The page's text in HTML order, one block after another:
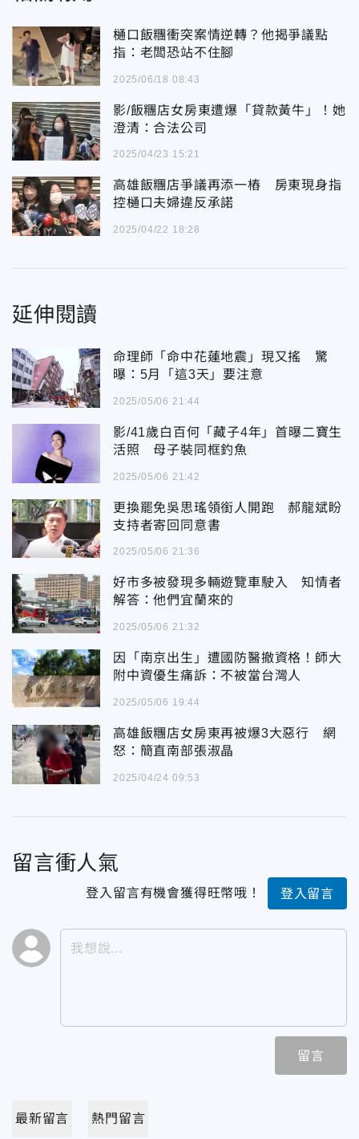
樋口飯糰衝突案情逆轉？他揭爭議點
指：老闆恐站不住腳
2025/06/18 08:43
影/飯糰店女房東遭爆「貸款黃牛」！她
澄清：合法公司
2025/04/23 15:21
高雄飯糰店爭議再添一樁 房東現身指
控樋口夫婦違反承諾
2025/04/22 18:28
延伸閱讀
命理師「命中花蓮地震」現又搖 驚
曝：5月「這3天」要注意
2025/05/06 21:44
影/41歲白百何「藏子4年」首曝二寶生
活照 母子裝同框釣魚
2025/05/06 21:42
更換罷免吳思瑤領銜人開跑 郝龍斌盼
支持者寄回同意書
2025/05/06 21:36
好市多被發現多輛遊覽車駛入 知情者
解答：他們宜蘭來的
2025/05/06 21:32
因「南京出生」遭國防醫撤資格！師大
附中資優生痛訴：不被當台灣人
2025/05/06 19:44
高雄飯糰店女房東再被爆3大惡行 網
怒：簡直南部張淑晶
2025/04/24 09:53
留言衝人氣
登入留言有機會獲得旺幣哦！ 登入留言
留言
最新留言 熱門留言